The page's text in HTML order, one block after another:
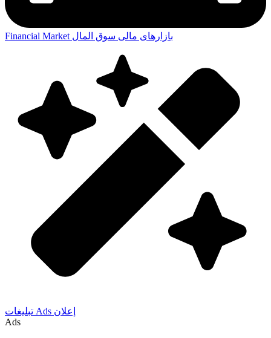
Financial Market بازارهای مالی سوق المال
تبلیغات Ads إعلان
Ads